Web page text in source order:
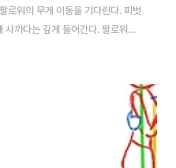
로워의 무게 이동을 기다린다. 피벗
까다는 깊게 들어간다. 팔로워의
를 닿을 만큼) 마지막 사까다는
팔로워의 다리를 안쪽으로 꽈지게